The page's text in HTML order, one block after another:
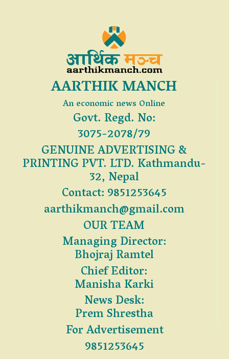
AARTHIK MANCH
An economic news Online
Govt. Regd. No:
3075-2078/79
GENUINE ADVERTISING &
PRINTING PVT. LTD. Kathmandu-
32, Nepal
Contact: 9851253645
aarthikmanch@gmail.com
OUR TEAM
Managing Director:
Bhojraj Ramtel
Chief Editor:
Manisha Karki
News Desk:
Prem Shrestha
For Advertisement
9851253645